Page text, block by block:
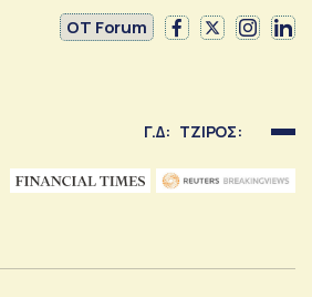
OT Forum
Γ.Δ: ΤΖΙΡΟΣ: